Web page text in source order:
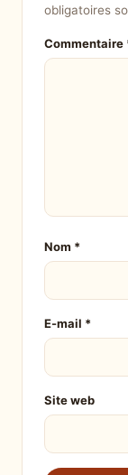
obligatoires
Commentaire
Nom *
E-mail *
Site web